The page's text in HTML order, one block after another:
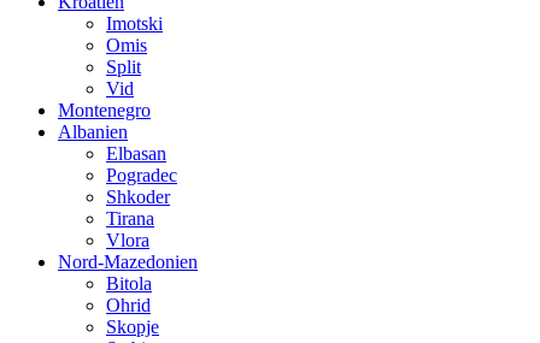
Imotski
Omis
Split
Vid
Montenegro
Albanien
Elbasan
Pogradec
Shkoder
Tirana
Vlora
Nord-Mazedonien
Bitola
Ohrid
Skopje